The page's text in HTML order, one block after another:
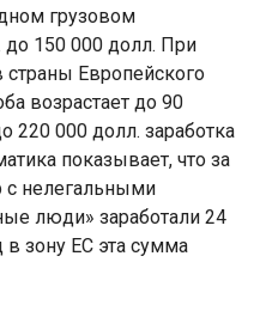
грузовом
до 150 000 долл. При
Европейского
возрастает до 90
220 000 долл. заработка
показывает, что за
с нелегальными
люди» заработали 24
зону ЕС эта сумма